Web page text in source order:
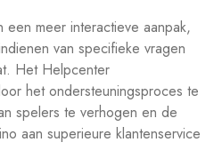
meer interactieve aanpak,
van specifieke vragen
Het Helpcenter
het ondersteuningsproces te
spelers te verhogen en de
aan superieure klantenservice